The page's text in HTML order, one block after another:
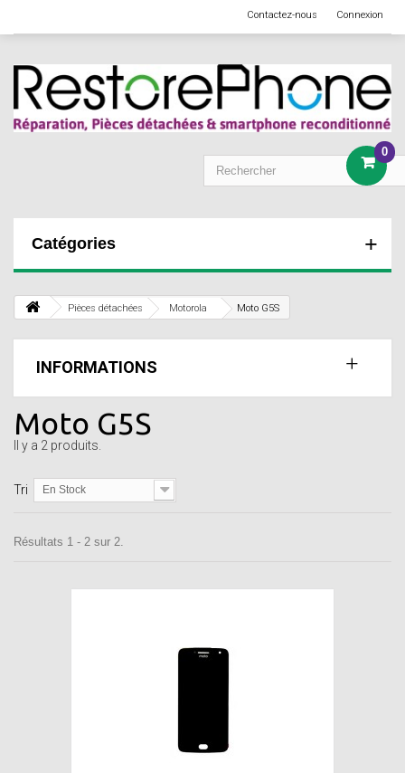
Connexion
Contactez-nous
0
Catégories
Pièces détachées Motorola Moto G5S
INFORMATIONS
Moto G5S
Il y a 2 produits.
Tri En Stock
Résultats 1 - 2 sur 2.